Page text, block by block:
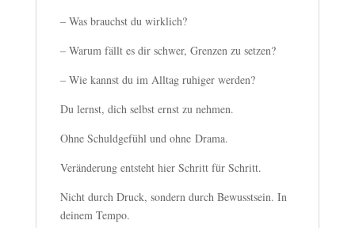
– Was brauchst du wirklich?
– Warum fällt es dir schwer, Grenzen zu setzen?
– Wie kannst du im Alltag ruhiger werden?
Du lernst, dich selbst ernst zu nehmen.
Ohne Schuldgefühl und ohne Drama.
Veränderung entsteht hier Schritt für Schritt.
Nicht durch Druck, sondern durch Bewusstsein. In
deinem Tempo.